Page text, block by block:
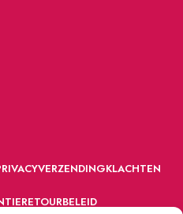
VERZENDINGKLACHTEN
RETOURBELEID